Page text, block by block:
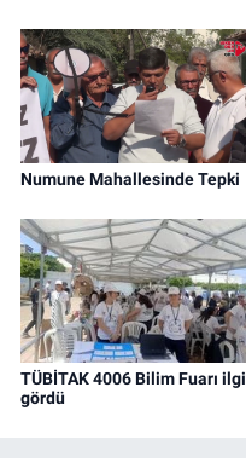
Numune Mahallesinde Tepki
TÜBİTAK 4006 Bilim Fuarı ilgi
gördü